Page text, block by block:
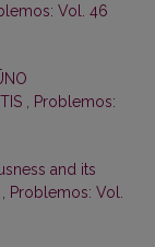
Vol. 46
Problemos:
and its
Problemos: Vol.